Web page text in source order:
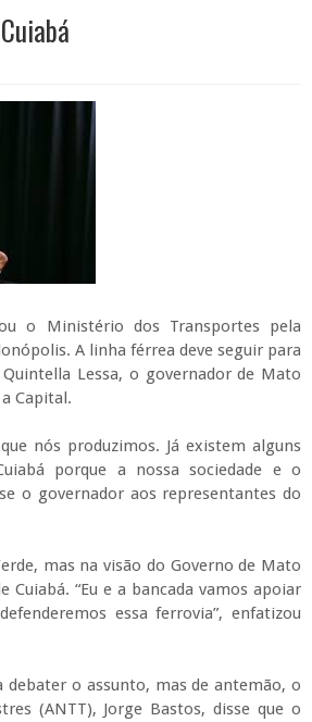
o Ministério dos Transportes pela
A linha férrea deve seguir para
Lessa, o governador de Mato
Capital.
nós produzimos. Já existem alguns
porque a nossa sociedade e o
o governador aos representantes do
mas na visão do Governo de Mato
“Eu e a bancada vamos apoiar
essa ferrovia”, enfatizou
o assunto, mas de antemão, o
(ANTT), Jorge Bastos, disse que o